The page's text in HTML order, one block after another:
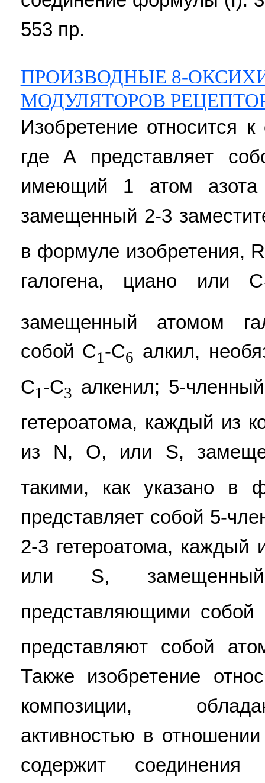
553 пр.
ПРОИЗВОДНЫЕ 8-
МОДУЛЯТОРОВ
Изобретение относится
где А представляет
имеющий 1 атом азота
замещенный 2-3
в формуле изобретения, R
галогена, циано или C
замещенный атомом
собой C1-С6 алкил,
C1 -С3 алкенил; 5-
гетероатома, каждый из
из N, О, или S,
такими, как указано в
представляет собой 5-
2-3 гетероатома,
или S,
представляющими собой
представляют собой
Также изобретение
композиции,
активностью в
содержит